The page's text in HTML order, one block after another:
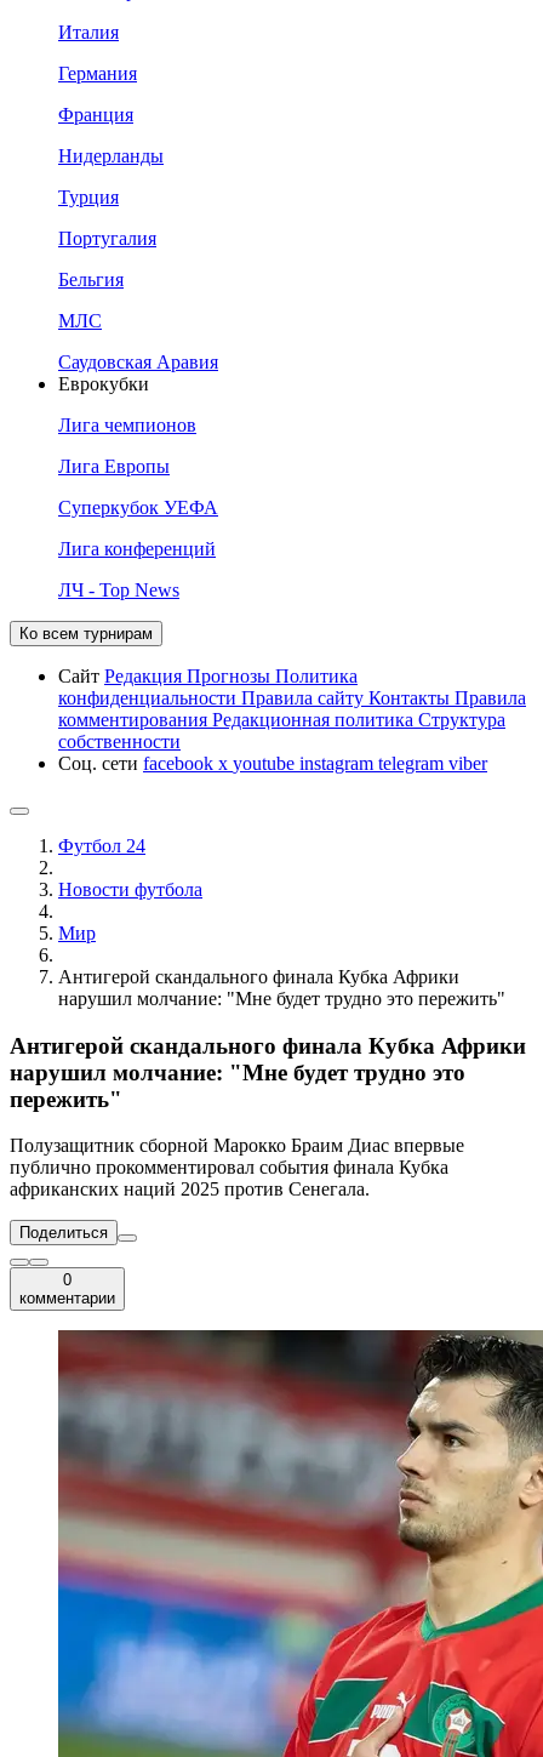
Италия
Германия
Франция
Нидерланды
Турция
Португалия
Бельгия
МЛС
Саудовская Аравия
Еврокубки
Лига чемпионов
Лига Европы
Суперкубок УЕФА
Лига конференций
ЛЧ - Top News
Ко всем турнирам
Сайт Редакция Прогнозы Политика
конфиденциальности Правила сайту Контакты Правила
комментирования Редакционная политика Структура
собственности
Соц. сети facebook x youtube instagram telegram viber
Футбол 24
Новости футбола
Мир
Антигерой скандального финала Кубка Африки
нарушил молчание: "Мне будет трудно это пережить"
Антигерой скандального финала Кубка Африки
нарушил молчание: "Мне будет трудно это
пережить"
Полузащитник сборной Марокко Браим Диас впервые
публично прокомментировал события финала Кубка
африканских наций 2025 против Сенегала.
Поделиться
0
комментарии